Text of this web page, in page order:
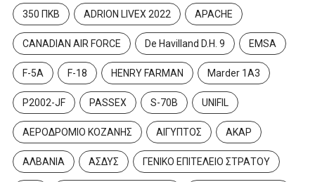
350 ΠΚΒ ADRION LIVEX 2022 APACHE
CANADIAN AIR FORCE De Havilland D.H. 9 EMSA
F-5A F-18 HENRY FARMAN Marder 1A3
P2002-JF PASSEX S-70B UNIFIL
ΑΕΡΟΔΡΟΜΙΟ ΚΟΖΑΝΗΣ ΑΙΓΥΠΤΟΣ ΑΚΑΡ
ΑΛΒΑΝΙΑ ΑΣΔΥΣ ΓΕΝΙΚΟ ΕΠΙΤΕΛΕΙΟ ΣΤΡΑΤΟΥ